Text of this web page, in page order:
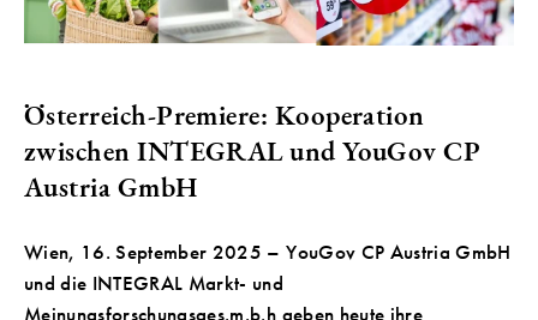
Österreich-Premiere: Kooperation
zwischen INTEGRAL und YouGov CP
Austria GmbH
Wien, 16. September 2025 – YouGov CP Austria GmbH
und die INTEGRAL Markt- und
Meinungsforschungsges.m.b.h geben heute ihre